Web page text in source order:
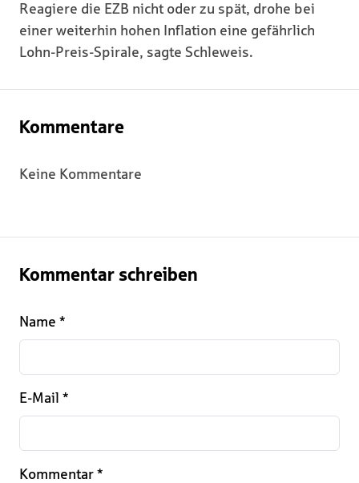
Reagiere die EZB nicht oder zu spät, drohe bei
einer weiterhin hohen Inflation eine gefährlich
Lohn-Preis-Spirale, sagte Schleweis.
Kommentare
Keine Kommentare
Kommentar schreiben
Name *
E-Mail *
Kommentar *